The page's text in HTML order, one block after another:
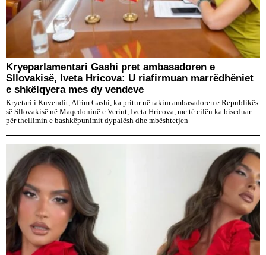
Kryeparlamentari Gashi pret ambasadoren e
Sllovakisë, Iveta Hricova: U riafirmuan marrëdhëniet
e shkëlqyera mes dy vendeve
Kryetari i Kuvendit, Afrim Gashi, ka pritur në takim ambasadoren e Republikës
së Sllovakisë në Maqedoninë e Veriut, Iveta Hricova, me të cilën ka biseduar
për thellimin e bashkëpunimit dypalësh dhe mbështetjen